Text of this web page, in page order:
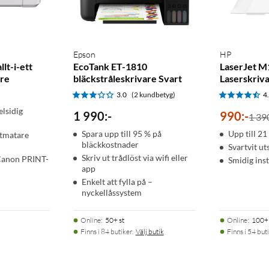
funktioner direkt på enheten. Automatisk
som har ett nytt eller återanvänt HP-chip, och den använder
chip eller ett chip som inte kommer från HP. Regelbundna
renoverade och påfyllda kassetter.
i-ett
PRINT-
Epson
EcoTank ET-1810
bläckstråleskrivare Svart
3.0 (2 kundbetyg)
1 990:-
Spara upp till 95 % på
bläckkostnader
Skriv ut trådlöst via wifi eller
app
Enkelt att fylla på –
nyckellåssystem
Online: 50+ st
Finns i 84 butiker. Välj butik
HP
LaserJet
990:-1
Upp till
Svartvit
Smidig
Online:
Finns i 54